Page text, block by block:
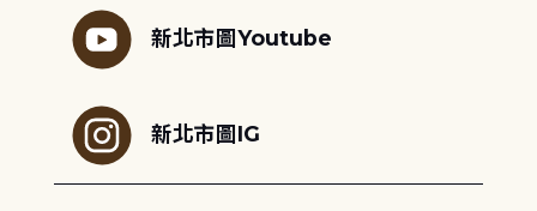
新北市圖Youtube
新北市圖IG